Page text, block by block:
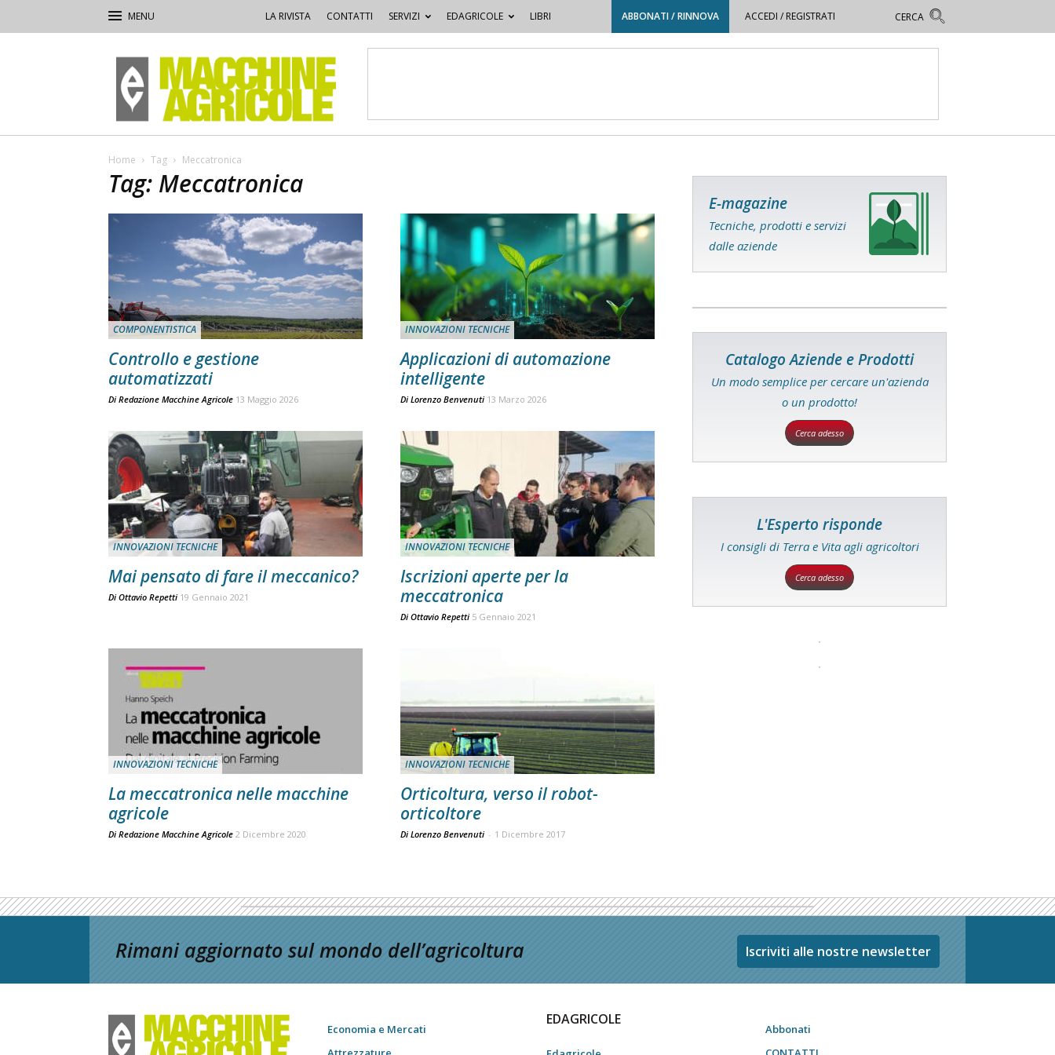
LA RIVISTA CONTATTI SERVIZI EDAGRICOLE LIBRI ABBONATI / RINNOVA ACCEDI / REGISTRATI
Macchine
Agricole
Home Tag Meccatronica
Tag: Meccatronica
COMPONENTISTICA
Controllo e gestione
automatizzati
Di Redazione Macchine Agricole 13 Maggio 2026
INNOVAZIONI TECNICHE
Applicazioni di automazione
intelligente
Di Lorenzo Benvenuti 13 Marzo 2026
INNOVAZIONI TECNICHE
Mai pensato di fare il meccanico?
Di Ottavio Repetti 19 Gennaio 2021
INNOVAZIONI TECNICHE
Iscrizioni aperte per la
meccatronica
Di Ottavio Repetti 5 Gennaio 2021
INNOVAZIONI TECNICHE
La meccatronica nelle macchine
agricole
Di Redazione Macchine Agricole 2 Dicembre 2020
INNOVAZIONI TECNICHE
Orticoltura, verso il robot-
orticoltore
Di Lorenzo Benvenuti - 1 Dicembre 2017
E-magazine
Tecniche, prodotti e servizi
dalle aziende
Catalogo Aziende e Prodotti
Un modo semplice per cercare un'azienda
o un prodotto!
Cerca adesso
L'Esperto risponde
I consigli di Terra e Vita agli agricoltori
Cerca adesso
Rimani aggiornato sul mondo dell’agricoltura Iscriviti alle nostre newsletter
Economia e Mercati
EDAGRICOLE
Abbonati